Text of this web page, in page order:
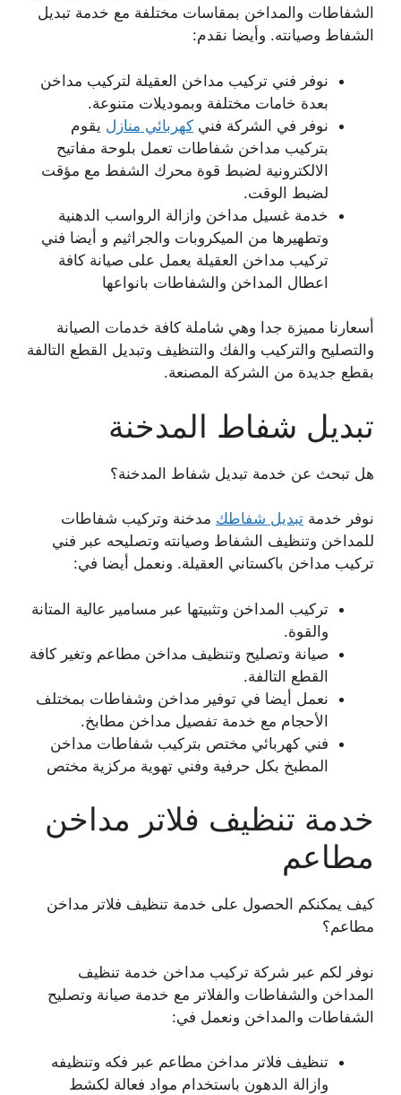
الشفاطات والمداخن بمقاسات مختلفة مع خدمة تبديل
الشفاط وصيانته. وأيضا نقدم:
نوفر فني تركيب مداخن العقيلة لتركيب مداخن
بعدة خامات مختلفة وبموديلات متنوعة.
نوفر في الشركة فني كهربائي منازل يقوم
بتركيب مداخن شفاطات تعمل بلوحة مفاتيح
الالكترونية لضبط قوة محرك الشفط مع مؤقت
لضبط الوقت.
خدمة غسيل مداخن وازالة الرواسب الدهنية
وتطهيرها من الميكروبات والجراثيم و أيضا فني
تركيب مداخن العقيلة يعمل على صيانة كافة
اعطال المداخن والشفاطات بانواعها
أسعارنا مميزة جدا وهي شاملة كافة خدمات الصيانة
والتصليح والتركيب والفك والتنظيف وتبديل القطع التالفة
بقطع جديدة من الشركة المصنعة.
تبديل شفاط المدخنة
هل تبحث عن خدمة تبديل شفاط المدخنة؟
نوفر خدمة تبديل شفاطك مدخنة وتركيب شفاطات
للمداخن وتنظيف الشفاط وصيانته وتصليحه عبر فني
تركيب مداخن باكستاني العقيلة. ونعمل أيضا في:
تركيب المداخن وتثبيتها عبر مسامير عالية المتانة
والقوة.
صيانة وتصليح وتنظيف مداخن مطاعم وتغير كافة
القطع التالفة.
نعمل أيضا في توفير مداخن وشفاطات بمختلف
الأحجام مع خدمة تفصيل مداخن مطابخ.
فني كهربائي مختص بتركيب شفاطات مداخن
المطبخ بكل حرفية وفني تهوية مركزية مختص
خدمة تنظيف فلاتر مداخن
مطاعم
كيف يمكنكم الحصول على خدمة تنظيف فلاتر مداخن
مطاعم؟
نوفر لكم عبر شركة تركيب مداخن خدمة تنظيف
المداخن والشفاطات والفلاتر مع خدمة صيانة وتصليح
الشفاطات والمداخن ونعمل في:
تنظيف فلاتر مداخن مطاعم عبر فكه وتنظيفه
وازالة الدهون باستخدام مواد فعالة لكشط